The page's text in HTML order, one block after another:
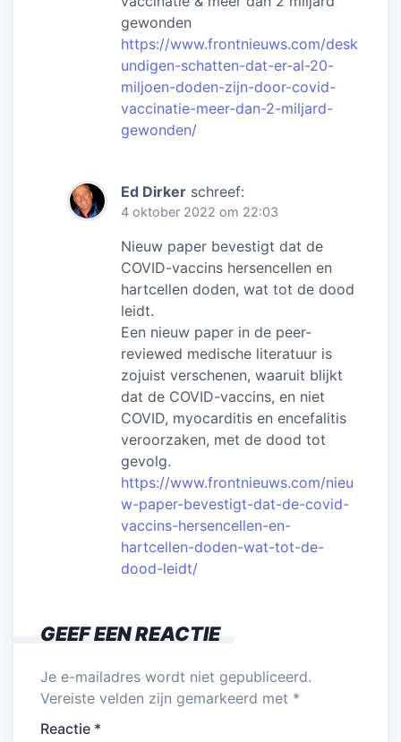
gewonden
https://www.frontnieuws.com/desk
undigen-schatten-dat-er-al-20-
miljoen-doden-zijn-door-covid-
vaccinatie-meer-dan-2-miljard-
gewonden/
Ed Dirker schreef:
4 oktober 2022 om 22:03
Nieuw paper bevestigt dat de
COVID-vaccins hersencellen en
hartcellen doden, wat tot de dood
leidt.
Een nieuw paper in de peer-
reviewed medische literatuur is
zojuist verschenen, waaruit blijkt
dat de COVID-vaccins, en niet
COVID, myocarditis en encefalitis
veroorzaken, met de dood tot
gevolg.
https://www.frontnieuws.com/nieu
w-paper-bevestigt-dat-de-covid-
vaccins-hersencellen-en-
hartcellen-doden-wat-tot-de-
dood-leidt/
GEEF EEN REACTIE
Je e-mailadres wordt niet gepubliceerd.
Vereiste velden zijn gemarkeerd met *
Reactie *